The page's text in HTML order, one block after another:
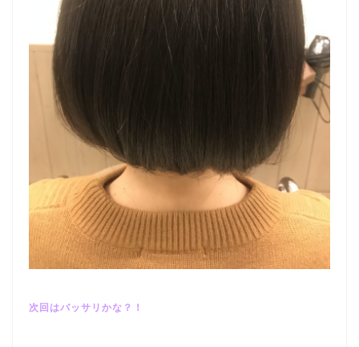
次回はバッサリかな？！